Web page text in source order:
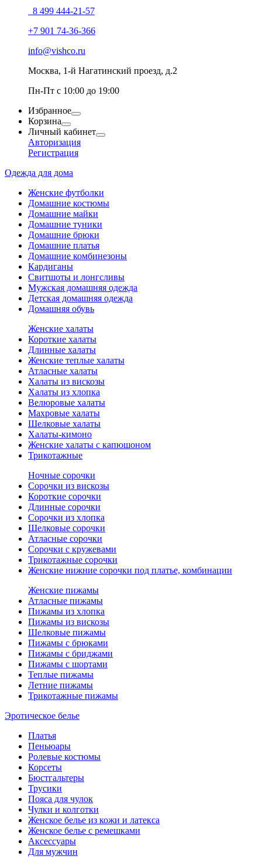
8 499 444-21-57
+7 901 74-36-366
info@vishco.ru
Москва, 1-й Нагатинский проезд, д.2
Пн-Пт с 10:00 до 19:00
Избранное
Корзина
Личный кабинет
Авторизация
Регистрация
Одежда для дома
Женские футболки
Домашние костюмы
Домашние майки
Домашние туники
Домашние брюки
Домашние платья
Домашние комбинезоны
Кардиганы
Свитшоты и лонгсливы
Мужская домашняя одежда
Детская домашняя одежда
Домашняя обувь
Женские халаты
Короткие халаты
Длинные халаты
Женские теплые халаты
Атласные халаты
Халаты из вискозы
Халаты из хлопка
Велюровые халаты
Махровые халаты
Шелковые халаты
Халаты-кимоно
Женские халаты с капюшоном
Трикотажные
Ночные сорочки
Сорочки из вискозы
Короткие сорочки
Длинные сорочки
Сорочки из хлопка
Шелковые сорочки
Атласные сорочки
Сорочки с кружевами
Трикотажные сорочки
Женские нижние сорочки под платье, комбинации
Женские пижамы
Атласные пижамы
Пижамы из хлопка
Пижамы из вискозы
Шелковые пижамы
Пижамы с брюками
Пижамы с бриджами
Пижамы с шортами
Теплые пижамы
Летние пижамы
Трикотажные пижамы
Эротическое белье
Платья
Пеньюары
Ролевые костюмы
Корсеты
Бюстгальтеры
Трусики
Пояса для чулок
Чулки и колготки
Женское белье из кожи и латекса
Женское белье с ремешками
Аксессуары
Для мужчин